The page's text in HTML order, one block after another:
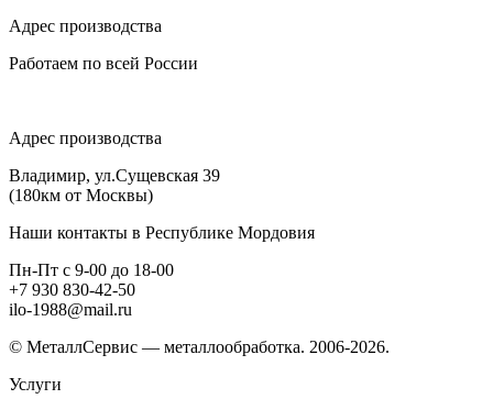
Адрес производства
Работаем по всей России
Адрес производства
Владимир, ул.Сущевская 39
(180км от Москвы)
Наши контакты в Республике Мордовия
Пн-Пт с 9-00 до 18-00
+7 930 830-42-50
ilo-1988@mail.ru
© МеталлСервис — металлообработка. 2006-2026.
Услуги